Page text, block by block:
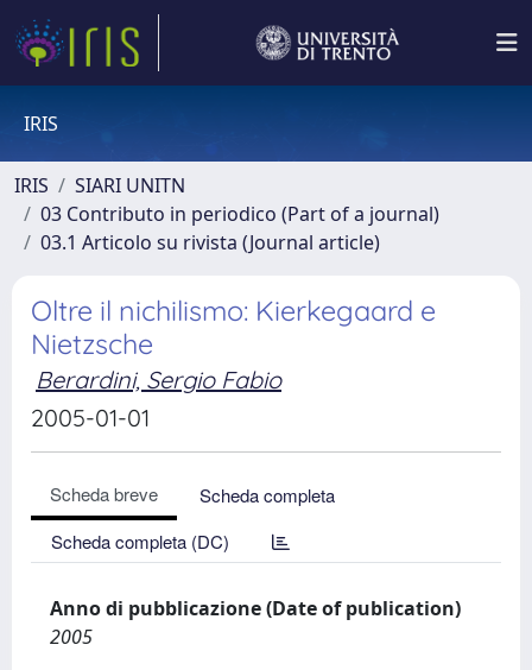
IRIS
IRIS
SIARI UNITN
03 Contributo in periodico (Part of a journal)
03.1 Articolo su rivista (Journal article)
Oltre il nichilismo: Kierkegaard e
Nietzsche
Berardini, Sergio Fabio
2005-01-01
Scheda breve
Scheda completa
Scheda completa (DC)
Anno di pubblicazione (Date of publication)
2005